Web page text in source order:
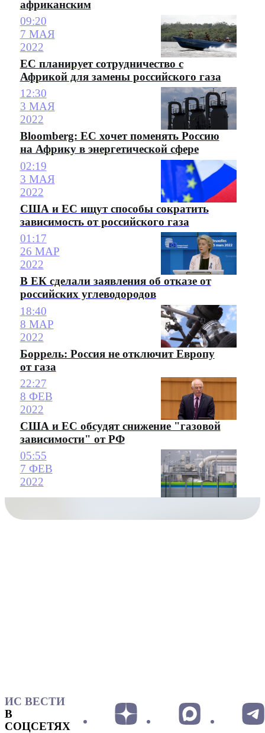
африканским
09:20
7 МАЯ
2022
ЕС планирует сотрудничество с
Африкой для замены российского газа
12:30
3 МАЯ
2022
Bloomberg: ЕС хочет поменять Россию
на Африку в энергетической сфере
02:19
3 МАЯ
2022
США и ЕС ищут способы сократить
зависимость от российского газа
01:17
26 МАР
2022
В ЕК сделали заявления об отказе от
российских углеводородов
18:40
8 МАР
2022
Боррель: Россия не отключит Европу
от газа
22:27
8 ФЕВ
2022
США и ЕС обсудят снижение "газовой
зависимости" от РФ
05:55
7 ФЕВ
2022
ИС ВЕСТИ
В
СОЦСЕТЯХ